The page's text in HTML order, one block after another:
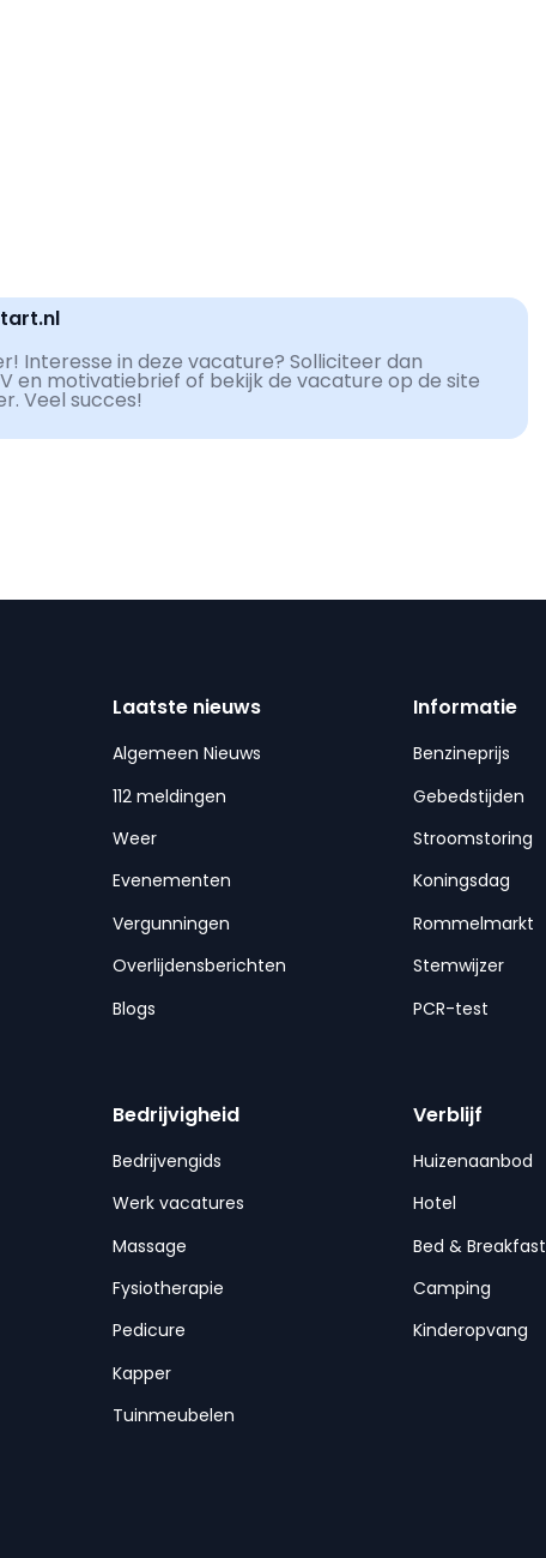
Interesse in deze vacature? Solliciteer dan
en motivatiebrief of bekijk de vacature op de site
Veel succes!
Laatste nieuws
Algemeen Nieuws
112 meldingen
Weer
Evenementen
Vergunningen
Overlijdensberichten
Blogs
Informatie
Benzineprijs
Gebedstijden
Stroomstoring
Koningsdag
Rommelmarkt
Stemwijzer
PCR-test
Bedrijvigheid
Bedrijvengids
Werk vacatures
Massage
Fysiotherapie
Pedicure
Kapper
Tuinmeubelen
Verblijf
Huizenaanbod
Hotel
Bed & Breakfast
Camping
Kinderopvang